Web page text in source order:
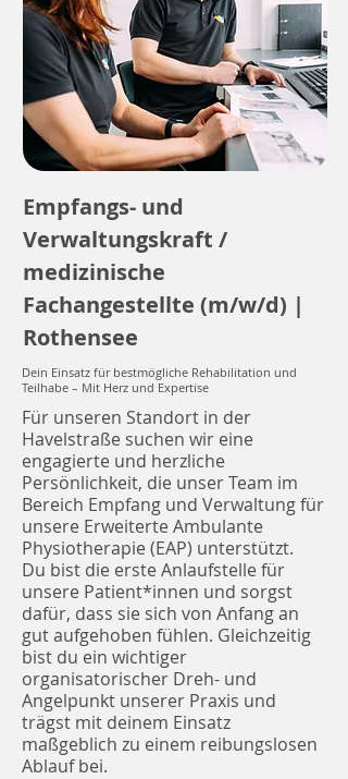
Empfangs- und
Verwaltungskraft /
medizinische
Fachangestellte (m/w/d) |
Rothensee
Dein Einsatz für bestmögliche Rehabilitation und
Teilhabe – Mit Herz und Expertise
Für unseren Standort in der
Havelstraße suchen wir eine
engagierte und herzliche
Persönlichkeit, die unser Team im
Bereich Empfang und Verwaltung für
unsere Erweiterte Ambulante
Physiotherapie (EAP) unterstützt.
Du bist die erste Anlaufstelle für
unsere Patient*innen und sorgst
dafür, dass sie sich von Anfang an
gut aufgehoben fühlen. Gleichzeitig
bist du ein wichtiger
organisatorischer Dreh- und
Angelpunkt unserer Praxis und
trägst mit deinem Einsatz
maßgeblich zu einem reibungslosen
Ablauf bei.